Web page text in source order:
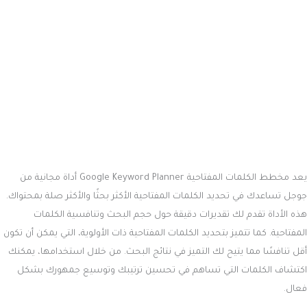
يعد مخطط الكلمات المفتاحية Google Keyword Planner أداة مجانية من
جوجل تساعدك في تحديد الكلمات المفتاحية الأكثر بحثًا والأكثر صلة بمحتواك.
هذه الأداة تقدم لك تقديرات دقيقة حول حجم البحث وتنافسية الكلمات
المفتاحية. كما تتميز بتحديد الكلمات المفتاحية ذات الأولوية، التي يمكن أن تكون
أقل تنافسًا مما يتيح لك التميز في نتائج البحث. من خلال استخدامها، يمكنك
اكتشاف الكلمات التي تساهم في تحسين ترتيبك وتوسيع جمهورك بشكل
فعال.